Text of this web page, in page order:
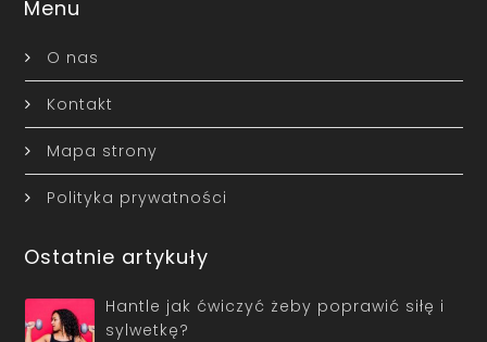
Menu
O nas
Kontakt
Mapa strony
Polityka prywatności
Ostatnie artykuły
Hantle jak ćwiczyć żeby poprawić siłę i
sylwetkę?